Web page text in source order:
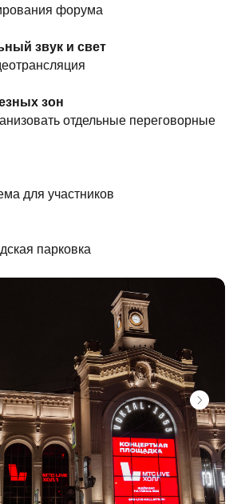
форума
звук и свет
зон
отдельные переговорные
для участников
парковка